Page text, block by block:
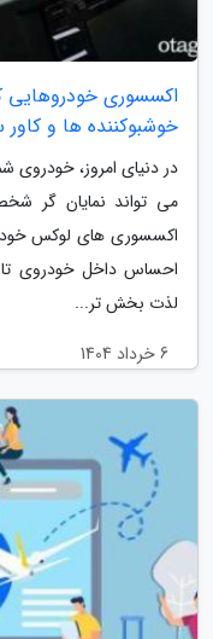
اکسسوری خودروهایی
خوشبوکننده ها و
در دنیای امروز، خودروی
می تواند نمایان گر
اکسسوری های لوکس
احساس داخل خودروی
لذت بخش تر...
6 خرداد 1404